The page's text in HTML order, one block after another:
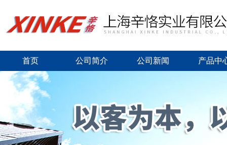
首页 公司简介 公司新闻 产品中